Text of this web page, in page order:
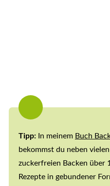
Tipp:In meinem Buch
bekommst du neben
zuckerfreien Backen über
Rezepte in gebundener